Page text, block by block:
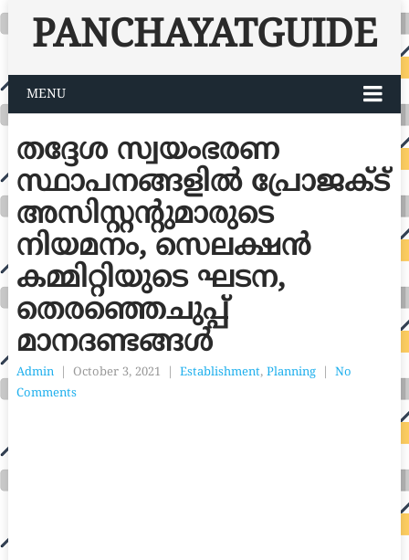
PANCHAYATGUIDE
MENU
തദ്ദേശ സ്വയംഭരണ
സ്ഥാപനങ്ങളിൽ പ്രോജക്ട്
അസിസ്റ്റന്‍റുമാരുടെ
നിയമനം, സെലക്ഷൻ
കമ്മിറ്റിയുടെ ഘടന,
തെരഞ്ഞെചുപ്പ്
മാനദണ്ടങ്ങൾ
Admin October 3, 2021 Establishment, Planning
No
Comments